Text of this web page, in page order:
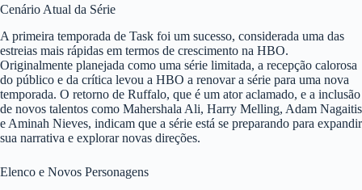
Cenário Atual da Série
A primeira temporada de Task foi um sucesso, considerada uma das
estreias mais rápidas em termos de crescimento na HBO.
Originalmente planejada como uma série limitada, a recepção calorosa
do público e da crítica levou a HBO a renovar a série para uma nova
temporada. O retorno de Ruffalo, que é um ator aclamado, e a inclusão
de novos talentos como Mahershala Ali, Harry Melling, Adam Nagaitis
e Aminah Nieves, indicam que a série está se preparando para expandir
sua narrativa e explorar novas direções.
Elenco e Novos Personagens